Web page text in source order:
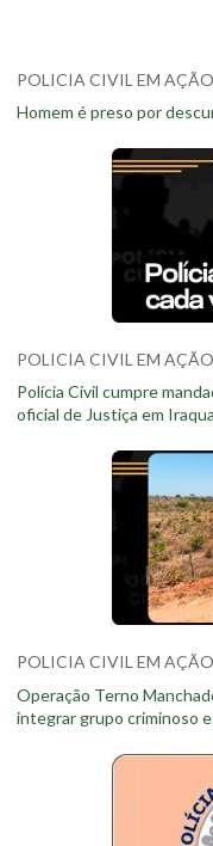
POLICIA CIVIL EM AÇÃO
Homem é preso por
POLICIA CIVIL EM AÇÃO
Polícia Civil cumpre
oficial de Justiça em
POLICIA CIVIL EM AÇÃO
Operação Terno
integrar grupo criminoso